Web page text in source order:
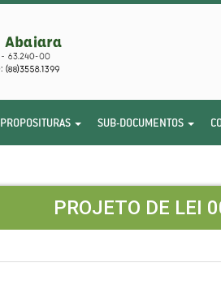
PROPOSITURAS SUB-DOCUMENTOS
PROJETO DE LEI